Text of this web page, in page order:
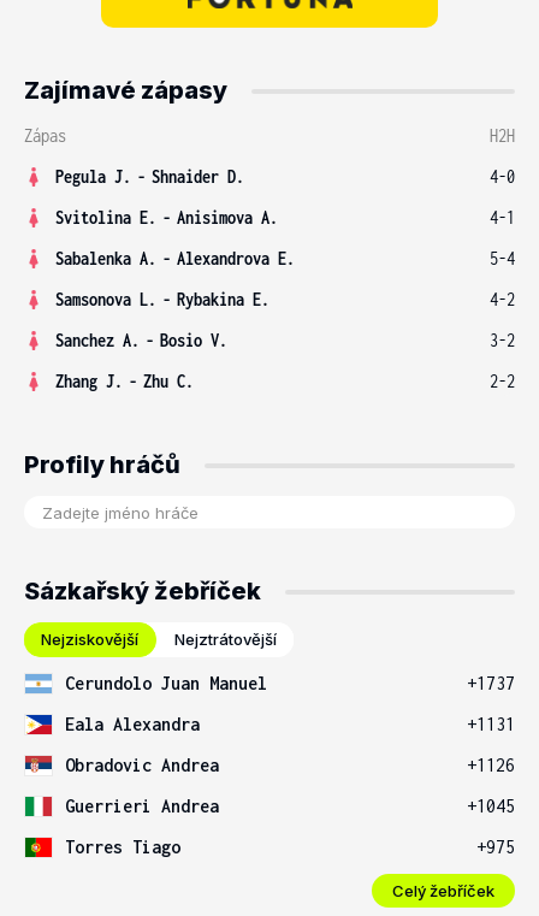
Zajímavé zápasy
Zápas
H2H
Pegula J. - Shnaider D.
4-0
Svitolina E. - Anisimova A.
4-1
Sabalenka A. - Alexandrova E.
5-4
Samsonova L. - Rybakina E.
4-2
Sanchez A. - Bosio V.
3-2
Zhang J. - Zhu C. 2-2
Profily hráčů
Sázkařský žebříček
Nejziskovější Nejztrátovější
Cerundolo Juan Manuel
+1737
Eala Alexandra
+1131
Obradovic Andrea
+1126
Guerrieri Andrea
+1045
Torres Tiago
+975
Celý žebříček